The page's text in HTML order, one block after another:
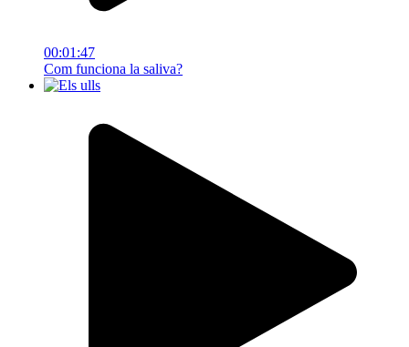
00:01:47
Com funciona la saliva?